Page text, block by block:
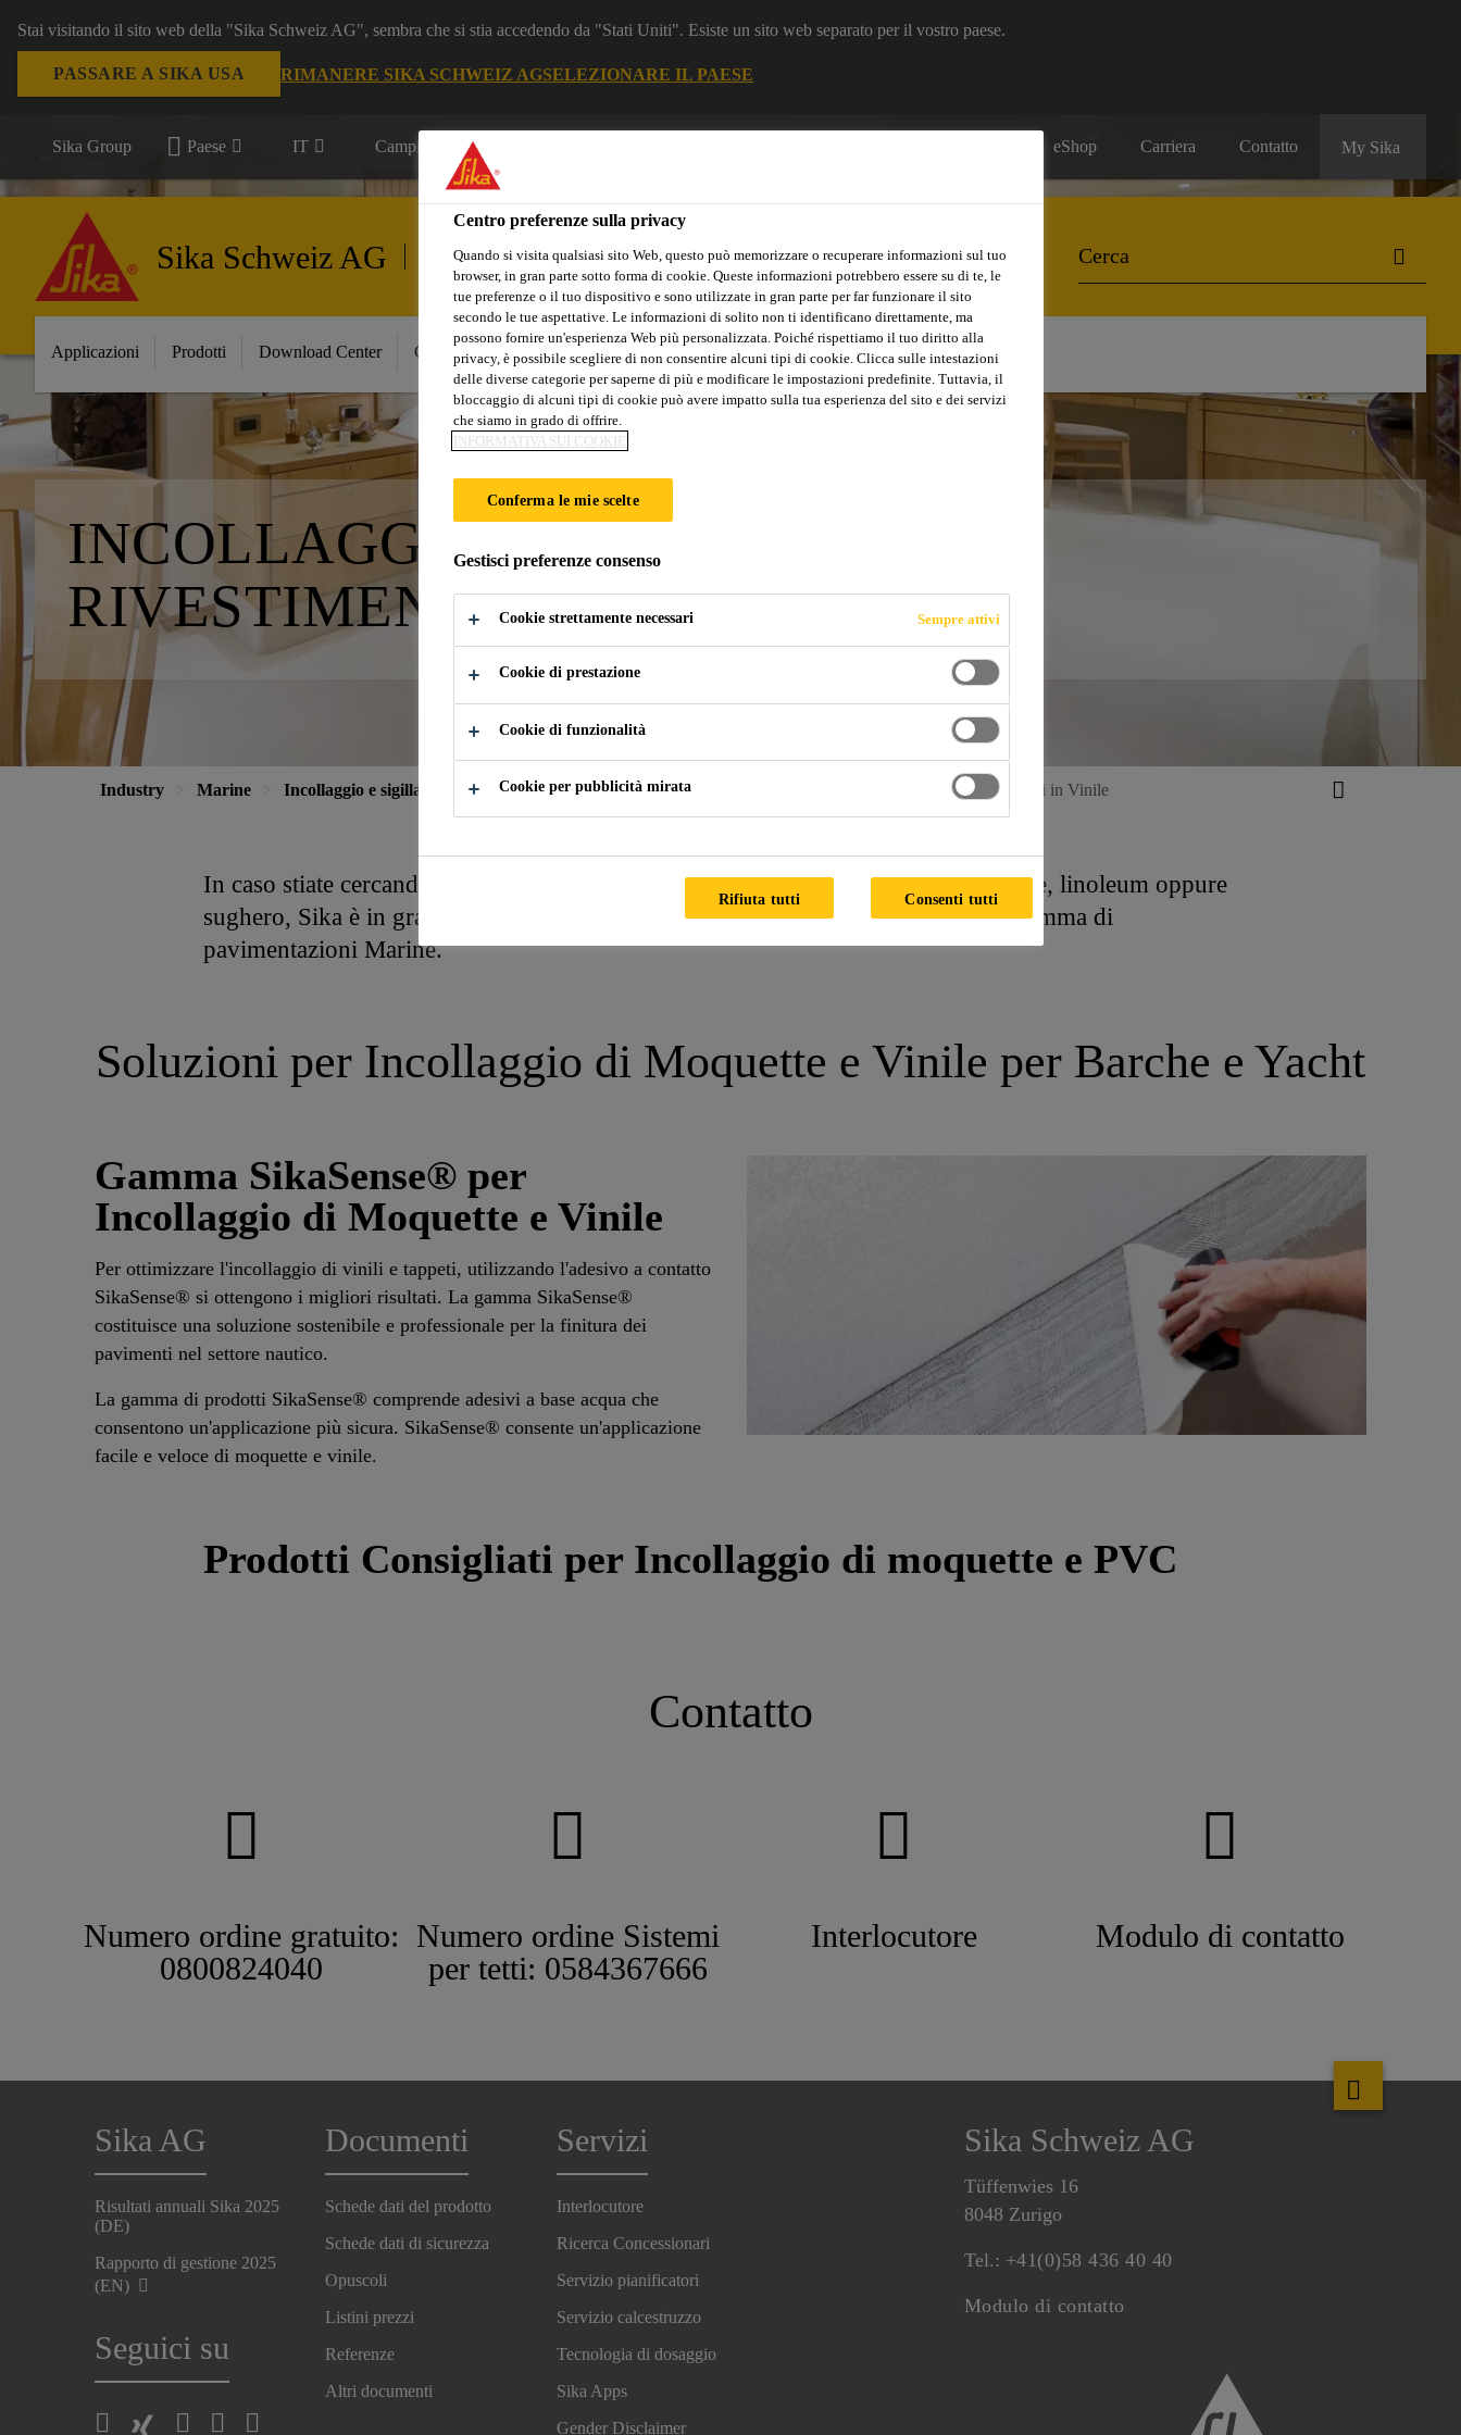
Stai visitando il sito web della "Sika Schweiz AG", sembra che si stia accedendo da "Stati Uniti". Esiste un sito web separato per il vostro paese.
PASSARE A SIKA USA RIMANERE SIKA SCHWEIZ AGSELEZIONARE IL PAESE
Sika Group Paese IT Campi d'applicazione eShop Carriera Contatto My Sika
Sika Schweiz AG Marine
Applicazioni Prodotti Download Center Chi siamo
INCOLLAGGIO DI MOQUETTE E
RIVESTIMENTI IN VINILE
Industry Marine Incollaggio e sigillatura nella costruzione di imbarcazioni e navi Incollaggio di Moquette e Rivestimenti in Vinile
In caso stiate cercando una soluzione collaudata per rivestimenti in vinile, moquette, linoleum oppure
sughero, Sika è in grado di fornire una soluzione adatta, grazie alla nostra vasta gamma di
pavimentazioni Marine.
Soluzioni per Incollaggio di Moquette e Vinile per Barche e Yacht
Gamma SikaSense® per
Incollaggio di Moquette e Vinile
Per ottimizzare l'incollaggio di vinili e tappeti, utilizzando l'adesivo a contatto
SikaSense® si ottengono i migliori risultati. La gamma SikaSense®
costituisce una soluzione sostenibile e professionale per la finitura dei
pavimenti nel settore nautico.
La gamma di prodotti SikaSense® comprende adesivi a base acqua che
consentono un'applicazione più sicura. SikaSense® consente un'applicazione
facile e veloce di moquette e vinile.
Prodotti Consigliati per Incollaggio di moquette e PVC
Contatto
Numero ordine gratuito:
0800824040
Numero ordine Sistemi
per tetti: 0584367666
Interlocutore Modulo di contatto
Sika AG
Risultati annuali Sika 2025
(DE)
Rapporto di gestione 2025
(EN)
Seguici su
Documenti
Schede dati del prodotto
Schede dati di sicurezza
Opuscoli
Listini prezzi
Referenze
Altri documenti
Servizi
Interlocutore
Ricerca Concessionari
Servizio pianificatori
Servizio calcestruzzo
Tecnologia di dosaggio
Sika Apps
Gender Disclaimer
Sika Schweiz AG
Tüffenwies 16
8048 Zurigo
Tel.: +41(0)58 436 40 40
Modulo di contatto
Centro preferenze sulla privacy
Quando si visita qualsiasi sito Web, questo può memorizzare o recuperare informazioni sul tuo
browser, in gran parte sotto forma di cookie. Queste informazioni potrebbero essere su di te, le
tue preferenze o il tuo dispositivo e sono utilizzate in gran parte per far funzionare il sito
secondo le tue aspettative. Le informazioni di solito non ti identificano direttamente, ma
possono fornire un'esperienza Web più personalizzata. Poiché rispettiamo il tuo diritto alla
privacy, è possibile scegliere di non consentire alcuni tipi di cookie. Clicca sulle intestazioni
delle diverse categorie per saperne di più e modificare le impostazioni predefinite. Tuttavia, il
bloccaggio di alcuni tipi di cookie può avere impatto sulla tua esperienza del sito e dei servizi
che siamo in grado di offrire.
INFORMATIVA SUI COOKIE
Conferma le mie scelte
Gestisci preferenze consenso
Cookie strettamente necessari Sempre attivi
Cookie di prestazione
Cookie di funzionalità
Cookie per pubblicità mirata
Rifiuta tutti Consenti tutti